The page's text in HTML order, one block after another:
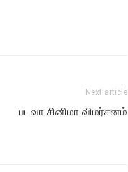
Next article
படவா சினிமா விமர்சனம்